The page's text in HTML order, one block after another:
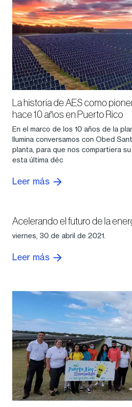
La historia de AES como
hace 10 años en Puerto Rico
En el marco de los 10 años de la
Ilumina conversamos con Obed
planta, para que nos compartiera
esta última déc
Leer más
Acelerando el futuro de la
viernes, 30 de abril de 2021.
Leer más